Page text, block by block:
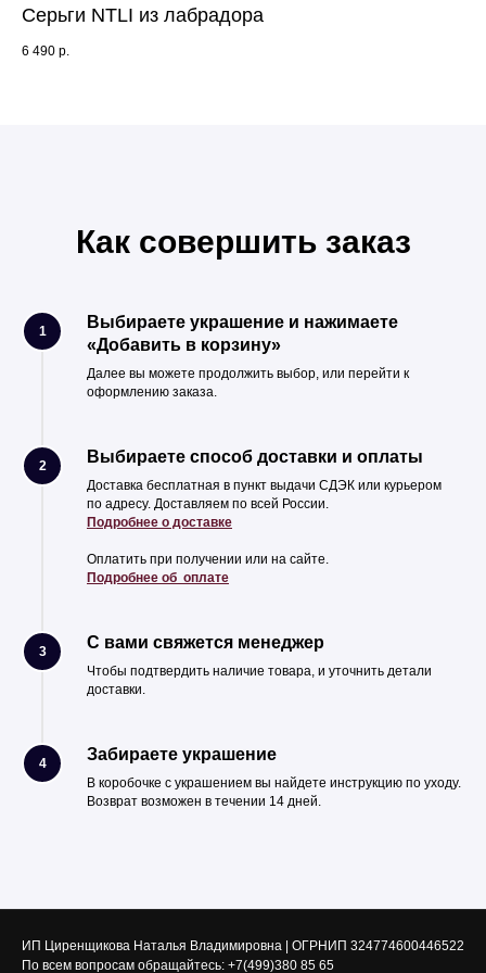
Серьги NTLI из лабрадора
6 490 р.
Как совершить заказ
1
Выбираете украшение и нажимаете
«Добавить в корзину»
Далее вы можете продолжить выбор, или перейти к
оформлению заказа.
2 Выбираете способ доставки и оплаты
Доставка бесплатная в пункт выдачи СДЭК или курьером
по адресу. Доставляем по всей России.
Подробнее о доставке
Оплатить при получении или на сайте.
Подробнее об оплате
3 С вами свяжется менеджер
Чтобы подтвердить наличие товара, и уточнить детали
доставки.
4 Забираете украшение
В коробочке с украшением вы найдете инструкцию по уходу.
Возврат возможен в течении 14 дней.
ИП Циренщикова Наталья Владимировна | ОГРНИП 324774600446522
По всем вопросам обращайтесь: +7(499)380 85 65